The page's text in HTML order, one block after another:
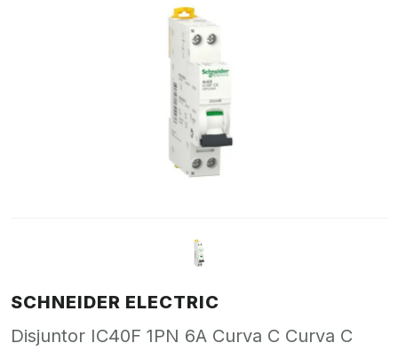
SCHNEIDER ELECTRIC
Disjuntor IC40F 1PN 6A Curva C Curva C